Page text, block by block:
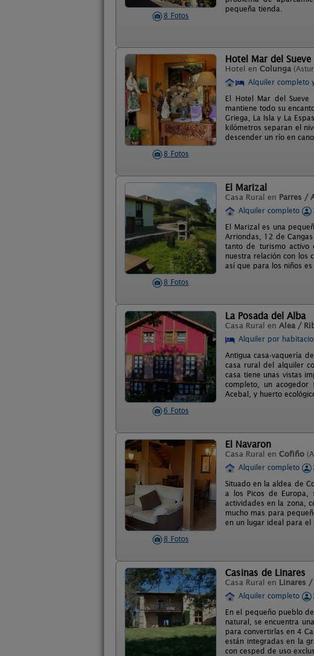
8 Fotos
pequeña tienda.
8 Fotos
Hotel Mar del Sueve
Hotel en Colunga
Alquiler completo
El Hotel Mar del
mantiene todo su
Griega, La Isla y La
kilómetros separan el
descender un río en
8 Fotos
El Marizal
Casa Rural en Parres /
Alquiler completo
El Marizal es una
Arriondas, 12 de
tanto de turismo activo
nuestra relación con los
así que para los niños
6 Fotos
La Posada del Alba
Casa Rural en Alea /
Alquiler por
Antigua casa-vaquería
casa rural del alquiler
casa tiene unas vistas
completo, un
Acebal, y huerto
8 Fotos
El Navaron
Casa Rural en Cofiño
Alquiler completo
Situado en la aldea de
a los Picos de
actividades en la zona,
mucho mas para
en un lugar ideal para el
Casinas de Linares
Casa Rural en Linares /
Alquiler completo
En el pequeño pueblo
natural, se encuentra
para convertirlas en 4
están integradas en la
con cesped de uso